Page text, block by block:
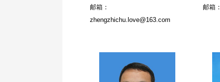
邮箱：
zhengzhichu.love@163.com
邮箱